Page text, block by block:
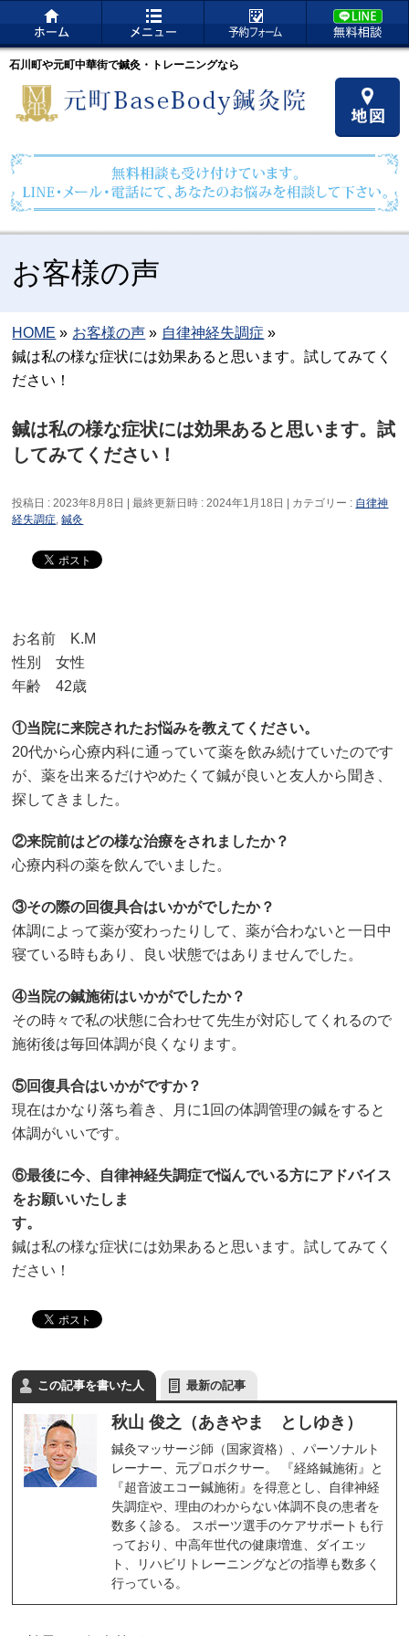
石川町や元町中華街で鍼灸・トレーニングなら
お客様の声
HOME » お客様の声 » 自律神経失調症 »
鍼は私の様な症状には効果あると思います。試してみてく
ださい！
鍼は私の様な症状には効果あると思います。試
してみてください！
投稿日 : 2023年8月8日 最終更新日時 : 2024年1月18日 カテゴリー : 自律神
経失調症,鍼灸
お名前 K.M
性別 女性
年齢 42歳
①当院に来院されたお悩みを教えてください。
20代から心療内科に通っていて薬を飲み続けていたのです
が、薬を出来るだけやめたくて鍼が良いと友人から聞き、
探してきました。
②来院前はどの様な治療をされましたか？
心療内科の薬を飲んでいました。
③その際の回復具合はいかがでしたか？
体調によって薬が変わったりして、薬が合わないと一日中
寝ている時もあり、良い状態ではありませんでした。
④当院の鍼施術はいかがでしたか？
その時々で私の状態に合わせて先生が対応してくれるので
施術後は毎回体調が良くなります。
⑤回復具合はいかがですか？
現在はかなり落ち着き、月に1回の体調管理の鍼をすると
体調がいいです。
⑥最後に今、自律神経失調症で悩んでいる方にアドバイス
をお願いいたしま
す。
鍼は私の様な症状には効果あると思います。試してみてく
ださい！
この記事を書いた人 最新の記事
秋山 俊之（あきやま としゆき）
鍼灸マッサージ師（国家資格）、パーソナルト
レーナー、元プロボクサー。 『経絡鍼施術』と
『超音波エコー鍼施術』を得意とし、自律神経
失調症や、理由のわからない体調不良の患者を
数多く診る。 スポーツ選手のケアサポートも行
っており、中高年世代の健康増進、ダイエッ
ト、リハビリトレーニングなどの指導も数多く
行っている。